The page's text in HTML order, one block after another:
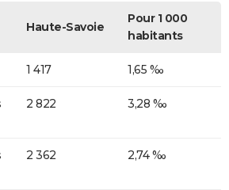
Haute-Savoie
Pour 1 000
habitants
1 417 1,65 ‰
2 822 3,28 ‰
2 362 2,74 ‰